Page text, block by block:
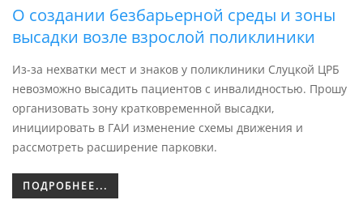
О создании безбарьерной среды и зоны
высадки возле взрослой поликлиники
Из-за нехватки мест и знаков у поликлиники Слуцкой ЦРБ
невозможно высадить пациентов с инвалидностью. Прошу
организовать зону кратковременной высадки,
инициировать в ГАИ изменение схемы движения и
рассмотреть расширение парковки.
ПОДРОБНЕЕ...